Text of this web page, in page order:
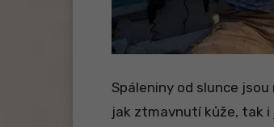
Spáleniny od slunce jsou
jak ztmavnutí kůže, tak i